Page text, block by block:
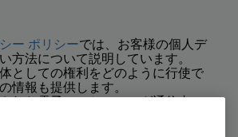
ー ポリシーでは、お客様の個人デ
方法について説明しています。
としての権利をどのように行使で
情報も提供します。
れた電子マーケティング通信内の